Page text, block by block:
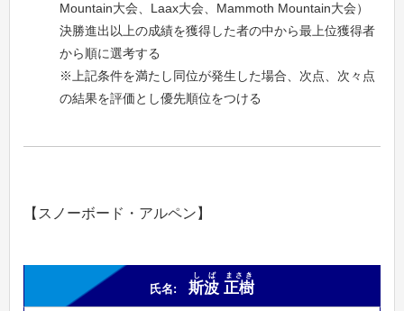
Mountain大会、Laax大会、Mammoth Mountain大会）
決勝進出以上の成績を獲得した者の中から最上位獲得者
から順に選考する
※上記条件を満たし同位が発生した場合、次点、次々点
の結果を評価とし優先順位をつける
【スノーボード・アルペン】
斯波
しば
正樹
まさき